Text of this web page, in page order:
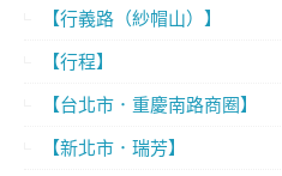
【行義路（紗帽山）】
【行程】
【台北市．重慶南路商圈】
【新北市．瑞芳】